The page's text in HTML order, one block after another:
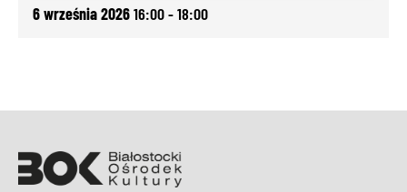
6 września 202616:00 - 18:00